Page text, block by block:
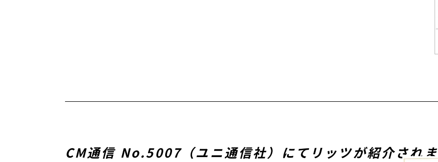
CM通信 No.5007（ユニ通信社）にてリッツが紹介され